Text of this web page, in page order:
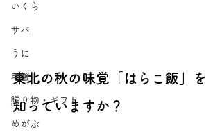
いくら
サバ
うに
毛蟹
贈り物・ギフト
めがぶ
東北の秋の味覚「はらこ飯」を
知っていますか？